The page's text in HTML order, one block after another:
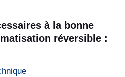
à la bonne
réversible :